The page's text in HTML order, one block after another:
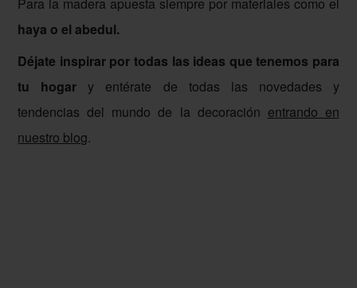
Para la madera apuesta siempre por materiales como el
haya o el abedul.
Déjate inspirar por todas las ideas que tenemos para
tu hogar y entérate de todas las novedades y
tendencias del mundo de la decoración entrando en
nuestro blog.